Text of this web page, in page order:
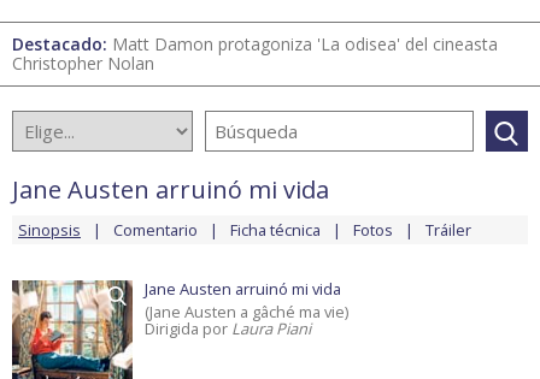
Destacado: Matt Damon protagoniza 'La odisea' del cineasta
Christopher Nolan
Jane Austen arruinó mi vida
Sinopsis Comentario Ficha técnica Fotos Tráiler
Jane Austen arruinó mi vida
(Jane Austen a gâché ma vie)
Dirigida por Laura Piani